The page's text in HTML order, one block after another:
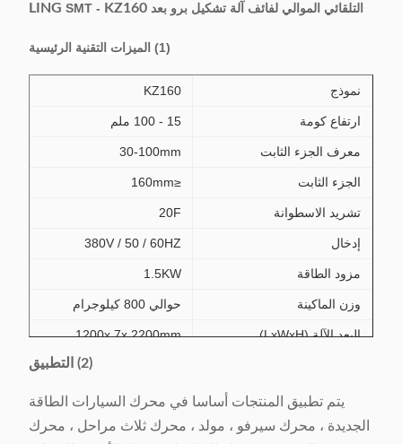
التلقائي الموالي لفائف آلة تشكيل برو بعد LING SMT - KZ160
(1) الميزات التقنية الرئيسية
نموذج KZ160
ارتفاع كومة 15 - 100 ملم
معرف الجزء الثابت 30-100mm
الجزء الثابت ≤160mm
تشريد الاسطوانة 20F
إدخال 380V / 50 / 60HZ
مزود الطاقة 1.5KW
وزن الماكينة حوالي 800 كيلوجرام
البعد الآلة (LxWxH)
1200x 7x 2200mm
(2) التطبيق
يتم تطبيق المنتجات أساسا في محرك السيارات الطاقة
الجديدة ، محرك سيرفو ، مولد ، محرك ثلاث مراحل ، محرك